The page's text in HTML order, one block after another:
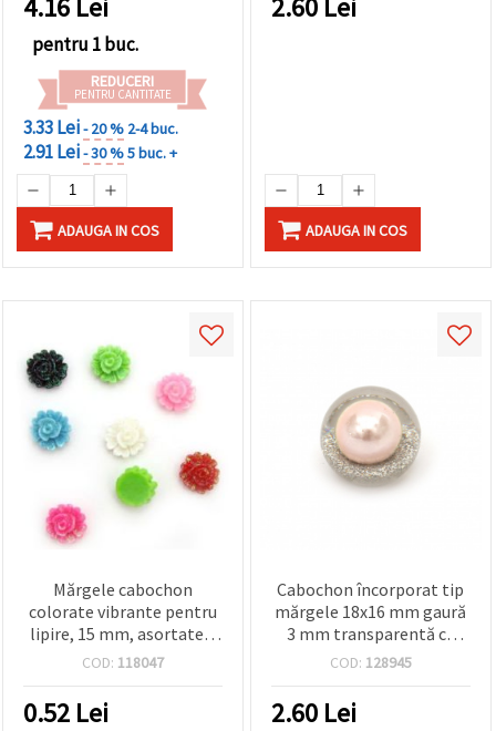
creative
pentru 1 buc.
REDUCERI
PENTRU CANTITATE
3.33 Lei- 20 % 2-4 buc.
2.91 Lei- 30 %5 buc. +
ADAUGA IN COS ADAUGA IN COS
Mărgele cabochon
colorate vibrante pentru
lipire, 15 mm, asortate –
perfecte pentru bijuterii
proiecte DIY creative
COD: 118047
0.52 Lei
Cabochon încorporat tip
mărgele 18x16 mm gaură
3 mm transparentă cu
brocart și roz perlat
COD: 128945
2.60 Lei